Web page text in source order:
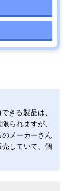
きる製品は、
られますが、
メーカーさん
していて、個